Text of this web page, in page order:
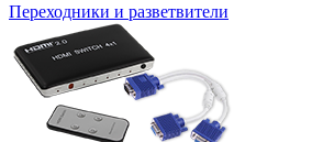
Переходники и разветвители